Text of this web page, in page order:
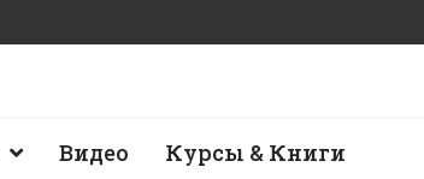
Видео Курсы & Книги